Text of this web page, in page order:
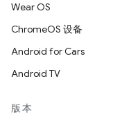
Wear OS
ChromeOS 设备
Android for Cars
Android TV
版本